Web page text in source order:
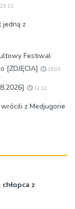
jedną z
Festiwal
[ZDJĘCIA]
15:03
12:12
z Medjugorie
z